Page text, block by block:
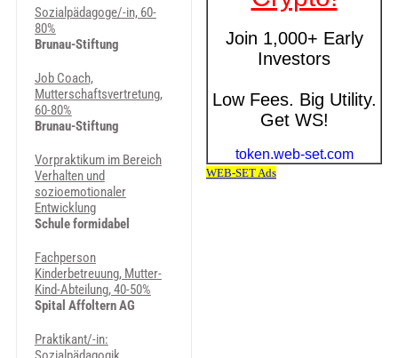
Sozialpädagoge/-in, 60-
80%
Brunau-Stiftung
Job Coach,
Mutterschaftsvertretung,
60-80%
Brunau-Stiftung
Vorpraktikum im Bereich
Verhalten und
sozioemotionaler
Entwicklung
Schule formidabel
Fachperson
Kinderbetreuung, Mutter-
Kind-Abteilung, 40-50%
Spital Affoltern AG
Praktikant/-in: